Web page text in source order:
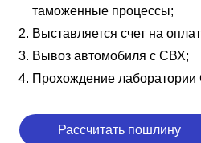
таможенные процессы;
Выставляется счет на
Вывоз автомобиля с СВХ;
Прохождение
Рассчитать пошлину